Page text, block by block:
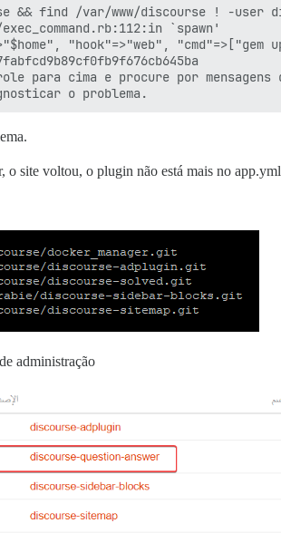
&& find /var/www/discourse ! -
`spawn'
"hook"=>"web",
role para cima e procure por
site voltou, o plugin não está mais no
administração